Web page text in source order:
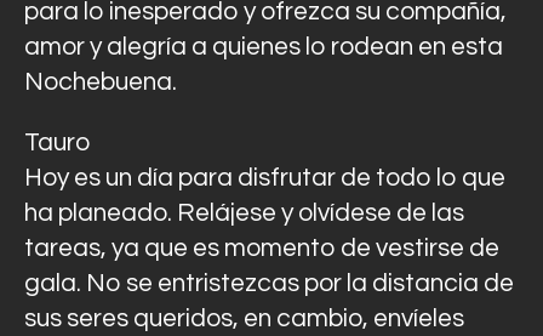
para lo inesperado y ofrezca su compañía,
amor y alegría a quienes lo rodean en esta
Nochebuena.
Tauro
Hoy es un día para disfrutar de todo lo que
ha planeado. Relájese y olvídese de las
tareas, ya que es momento de vestirse de
gala. No se entristezcas por la distancia de
sus seres queridos, en cambio, envíeles